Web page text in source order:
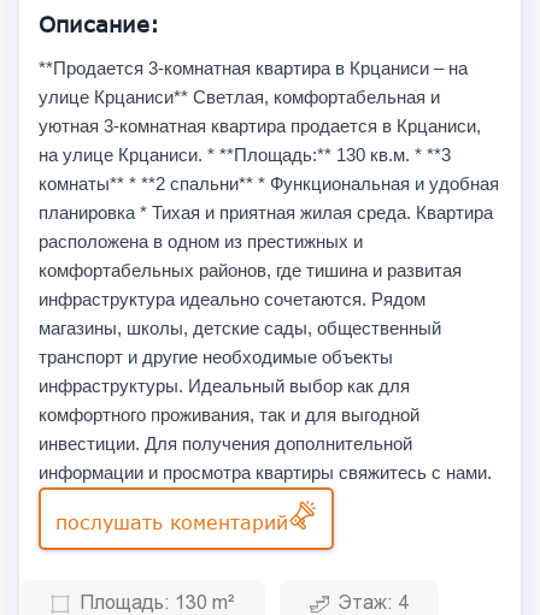
Описание:
**Продается 3-комнатная квартира в Крцаниси – на
улице Крцаниси** Светлая, комфортабельная и
уютная 3-комнатная квартира продается в Крцаниси,
на улице Крцаниси. * **Площадь:** 130 кв.м. * **3
комнаты** * **2 спальни** * Функциональная и удобная
планировка * Тихая и приятная жилая среда. Квартира
расположена в одном из престижных и
комфортабельных районов, где тишина и развитая
инфраструктура идеально сочетаются. Рядом
магазины, школы, детские сады, общественный
транспорт и другие необходимые объекты
инфраструктуры. Идеальный выбор как для
комфортного проживания, так и для выгодной
инвестиции. Для получения дополнительной
информации и просмотра квартиры свяжитесь с нами.
послушать коментарий
Площадь: 130 m² Этаж: 4